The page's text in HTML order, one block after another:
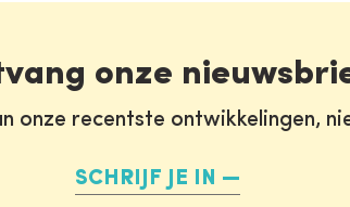
onze
onze recentste ontwikkelingen,
SCHRIJF JE IN